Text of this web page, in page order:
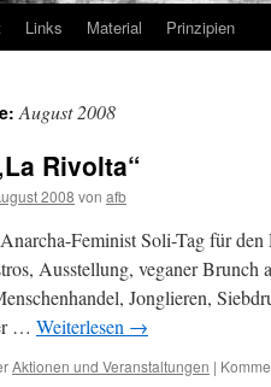
Links Material Prinzipien
August 2008
Rivolta“
2008 von afb
Feminist Soli-Tag für
Ausstellung, veganer Brunch
Jonglieren,
… Weiterlesen →
Aktionen und Veranstaltungen |